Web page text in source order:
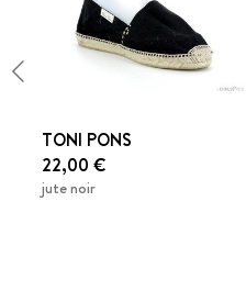
TONI PONS
22,00 €
jute noir